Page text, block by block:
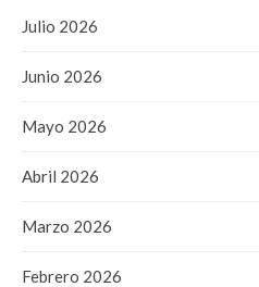
Julio 2026
Junio 2026
Mayo 2026
Abril 2026
Marzo 2026
Febrero 2026